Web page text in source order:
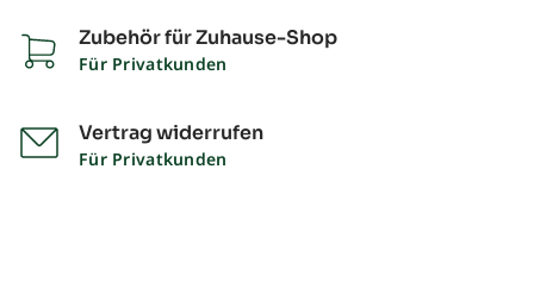
Zubehör für Zuhause-Shop
Für Privatkunden
Vertrag widerrufen
Für Privatkunden